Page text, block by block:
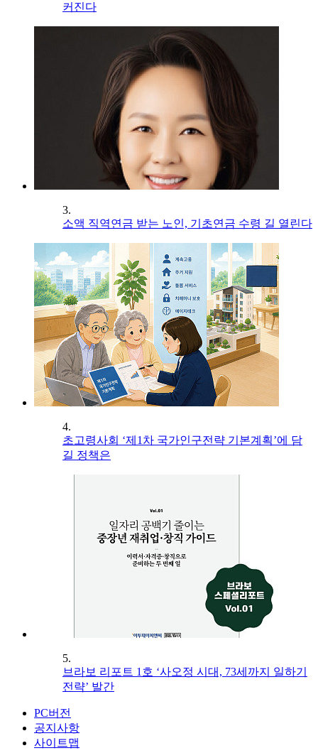
커진다
3.
소액 직역연금 받는 노인, 기초연금 수령 길 열린다
4.
초고령사회 ‘제1차 국가인구전략 기본계획’에 담
길 정책은
5.
브라보 리포트 1호 ‘사오정 시대, 73세까지 일하기
전략’ 발간
PC버전
공지사항
사이트맵